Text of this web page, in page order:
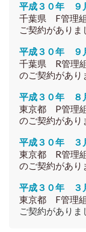
平成３０年 ９
千葉県 F管理
ご契約がありま
平成３０年 ９
千葉県 R管理組
のご契約があり
平成３０年 ８
東京都 P管理
のご契約があり
平成３０年 ３
東京都 R管理
のご契約があり
平成３０年 ３
東京都 F管理
ご契約がありま